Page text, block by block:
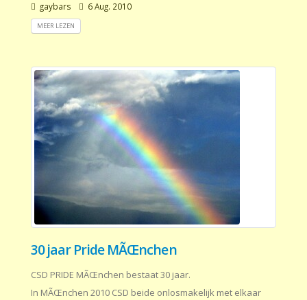
gaybars 6 Aug. 2010
MEER LEZEN
30 jaar Pride MÃŒnchen
CSD PRIDE MÃŒnchen bestaat 30 jaar.
In MÃŒnchen 2010 CSD beide onlosmakelijk met elkaar